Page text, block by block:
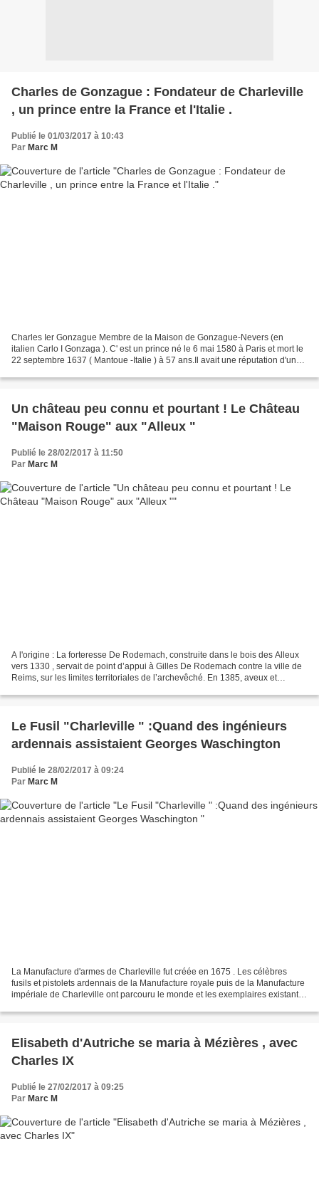
Charles de Gonzague : Fondateur de Charleville
, un prince entre la France et l'Italie .
Publié le 01/03/2017 à 10:43
Par Marc M
Charles Ier Gonzague Membre de la Maison de Gonzague-Nevers (en
italien Carlo I Gonzaga ). C' est un prince né le 6 mai 1580 à Paris et mort le
22 septembre 1637 ( Mantoue -Italie ) à 57 ans.Il avait une réputation d'un
Un château peu connu et pourtant ! Le Château
"Maison Rouge" aux "Alleux "
Publié le 28/02/2017 à 11:50
Par Marc M
A l'origine : La forteresse De Rodemach, construite dans le bois des Alleux
vers 1330 , servait de point d’appui à Gilles De Rodemach contre la ville de
Reims, sur les limites territoriales de l’archevêché. En 1385, aveux et
Le Fusil "Charleville " :Quand des ingénieurs
ardennais assistaient Georges Waschington
Publié le 28/02/2017 à 09:24
Par Marc M
La Manufacture d'armes de Charleville fut créée en 1675 . Les célèbres
fusils et pistolets ardennais de la Manufacture royale puis de la Manufacture
impériale de Charleville ont parcouru le monde et les exemplaires existants
Elisabeth d'Autriche se maria à Mézières , avec
Charles IX
Publié le 27/02/2017 à 09:25
Par Marc M